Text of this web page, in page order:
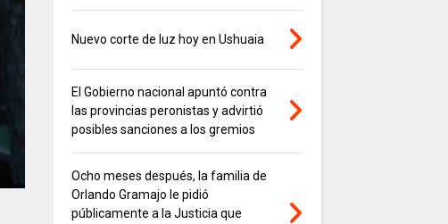
Nuevo corte de luz hoy en Ushuaia
El Gobierno nacional apuntó contra
las provincias peronistas y advirtió
posibles sanciones a los gremios
Ocho meses después, la familia de
Orlando Gramajo le pidió
públicamente a la Justicia que